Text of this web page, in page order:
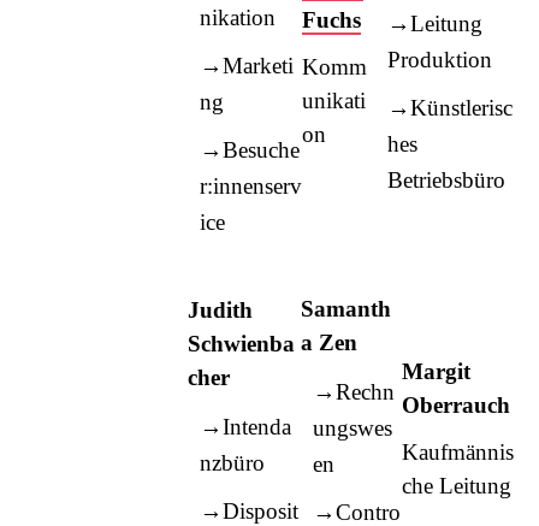
nikation
Marketi
ng
Besuche
r:innenserv
ice
Fuchs
Komm
unikati
on
Leitung
Produktion
Künstlerisc
hes
Betriebsbüro
Judith
Schwienba
cher
Intenda
nzbüro
Disposit
Samanth
a Zen
Rechn
ungswes
en
Contro
Margit
Oberrauch
Kaufmännis
che Leitung